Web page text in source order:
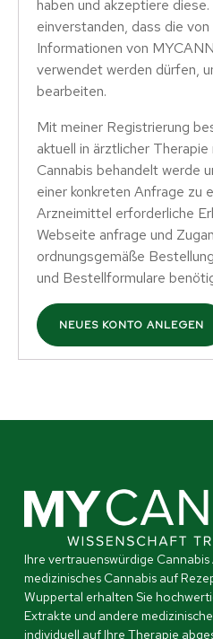
haben und akzeptiere
einverstanden, dass die
Informationen von
verwendet werden dürfen,
bearbeiten.
Mit meiner Registrierung
aktuell in ärztlicher
Cannabis behandelt werde
einer konkreten Anfrage zu
Arzneimittel erforderliche
Webseite anfrage und
ordnungsgemäße
und Bestellformulare
NEUES KONTO ANLEGEN
Ihre vertrauenswürdige
medizinisches Cannabis auf
Wuppertal erhalten Sie
Extrakte und andere
individuell auf Ihre Therapie